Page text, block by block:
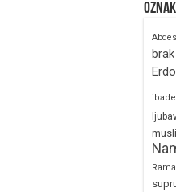
brak